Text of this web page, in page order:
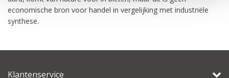
economische bron voor handel in vergelijking met industriële
synthese.
Klantenservice